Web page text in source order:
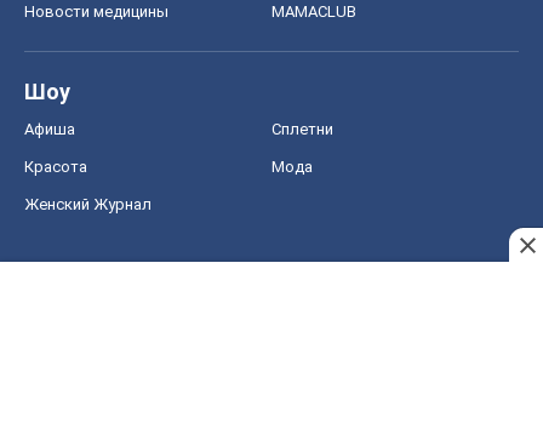
Новости медицины MAMACLUB
Шоу
Афиша Сплетни
Красота Мода
Женский Журнал